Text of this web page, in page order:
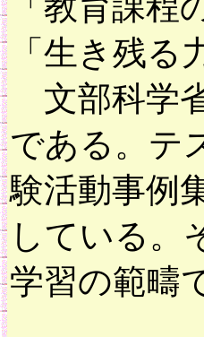
「生き残
文部科学
である。テ
験活動事例
している。
学習の範疇